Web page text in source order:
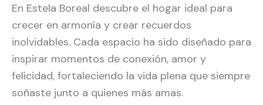
En Estela Boreal descubre el hogar ideal para
crecer en armonía y crear recuerdos
inolvidables. Cada espacio ha sido diseñado para
inspirar momentos de conexión, amor y
felicidad, fortaleciendo la vida plena que siempre
soñaste junto a quienes más amas.